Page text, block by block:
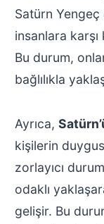
Satürn Yengeç
insanlara
Bu durum,
bağlılıkla
Ayrıca,
kişilerin
zorlayıcı
odaklı
gelişir. Bu